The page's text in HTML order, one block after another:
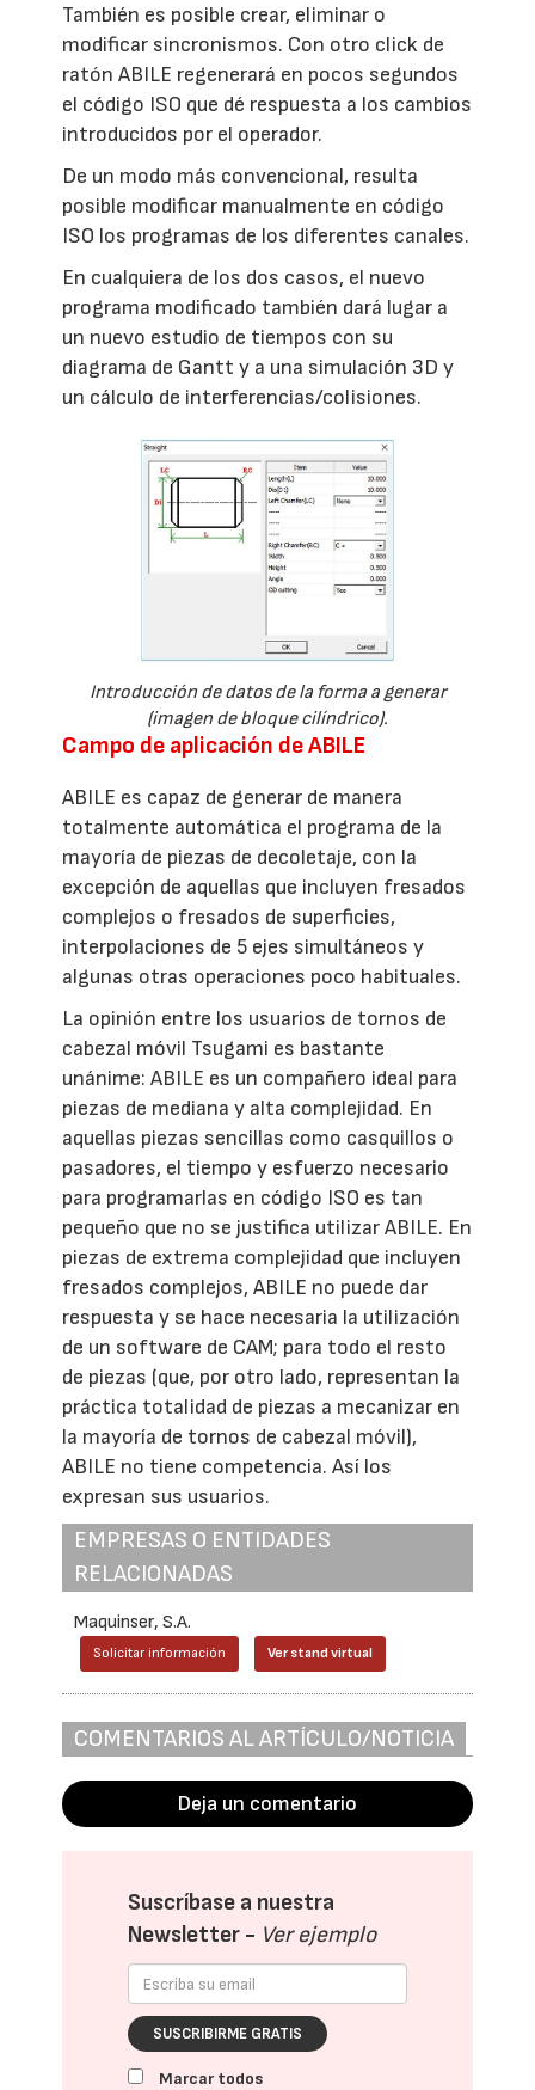
También es posible crear, eliminar o
modificar sincronismos. Con otro click de
ratón ABILE regenerará en pocos segundos
el código ISO que dé respuesta a los cambios
introducidos por el operador.
De un modo más convencional, resulta
posible modificar manualmente en código
ISO los programas de los diferentes canales.
En cualquiera de los dos casos, el nuevo
programa modificado también dará lugar a
un nuevo estudio de tiempos con su
diagrama de Gantt y a una simulación 3D y
un cálculo de interferencias/colisiones.
Introducción de datos de la forma a generar
(imagen de bloque cilíndrico).
Campo de aplicación de ABILE
ABILE es capaz de generar de manera
totalmente automática el programa de la
mayoría de piezas de decoletaje, con la
excepción de aquellas que incluyen fresados
complejos o fresados de superficies,
interpolaciones de 5 ejes simultáneos y
algunas otras operaciones poco habituales.
La opinión entre los usuarios de tornos de
cabezal móvil Tsugami es bastante
unánime: ABILE es un compañero ideal para
piezas de mediana y alta complejidad. En
aquellas piezas sencillas como casquillos o
pasadores, el tiempo y esfuerzo necesario
para programarlas en código ISO es tan
pequeño que no se justifica utilizar ABILE. En
piezas de extrema complejidad que incluyen
fresados complejos, ABILE no puede dar
respuesta y se hace necesaria la utilización
de un software de CAM; para todo el resto
de piezas (que, por otro lado, representan la
práctica totalidad de piezas a mecanizar en
la mayoría de tornos de cabezal móvil),
ABILE no tiene competencia. Así los
expresan sus usuarios.
EMPRESAS O ENTIDADES
RELACIONADAS
Maquinser, S.A.
Solicitar información Ver stand virtual
COMENTARIOS AL ARTÍCULO/NOTICIA
Deja un comentario
Suscríbase a nuestra
Newsletter - Ver ejemplo
SUSCRIBIRME GRATIS
Marcar todos